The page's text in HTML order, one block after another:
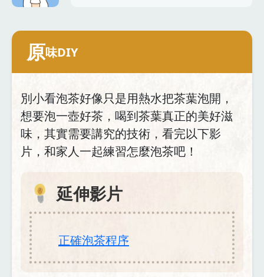
原味DIY
別小看泡茶好像只是用熱水把茶葉泡開，
想要泡一壺好茶，喝到茶葉真正的美好滋
味，其實需要講究的技術，看完以下影
片，和家人一起練習怎麼泡茶吧！
延伸影片
正確泡茶程序